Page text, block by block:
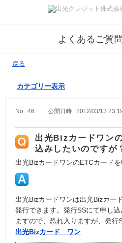
よくあるご質
戻る
カテゴリー表示
No : 46 公開日時 : 2012/03/13
出光Bizカードワン
込みしたいのですが
出光BizカードワンのETCカード
出光Bizカードワンは出光Bizカー
発行できます。発行SSにて申し
ますので、恐れ入りますが、発行
出光Bizカード ワン